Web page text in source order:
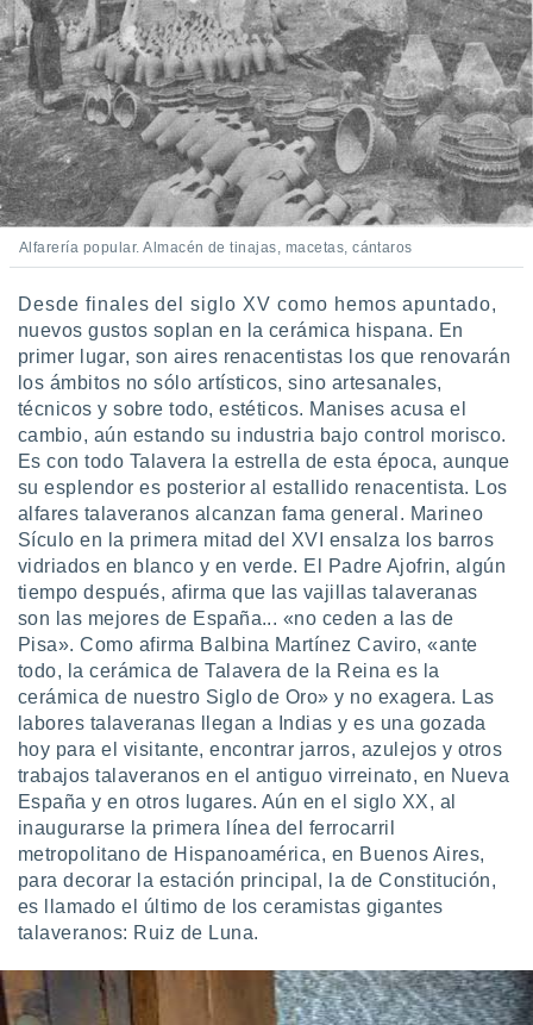
Alfarería popular. Almacén de tinajas, macetas, cántaros
Desde finales del siglo XV como hemos apuntado,
nuevos gustos soplan en la cerámica hispana. En
primer lugar, son aires renacentistas los que renovarán
los ámbitos no sólo artísticos, sino artesanales,
técnicos y sobre todo, estéticos. Manises acusa el
cambio, aún estando su industria bajo control morisco.
Es con todo Talavera la estrella de esta época, aunque
su esplendor es posterior al estallido renacentista. Los
alfares talaveranos alcanzan fama general. Marineo
Sículo en la primera mitad del XVI ensalza los barros
vidriados en blanco y en verde. El Padre Ajofrin, algún
tiempo después, afirma que las vajillas talaveranas
son las mejores de España... «no ceden a las de
Pisa». Como afirma Balbina Martínez Caviro, «ante
todo, la cerámica de Talavera de la Reina es la
cerámica de nuestro Siglo de Oro» y no exagera. Las
labores talaveranas llegan a Indias y es una gozada
hoy para el visitante, encontrar jarros, azulejos y otros
trabajos talaveranos en el antiguo virreinato, en Nueva
España y en otros lugares. Aún en el siglo XX, al
inaugurarse la primera línea del ferrocarril
metropolitano de Hispanoamérica, en Buenos Aires,
para decorar la estación principal, la de Constitución,
es llamado el último de los ceramistas gigantes
talaveranos: Ruiz de Luna.